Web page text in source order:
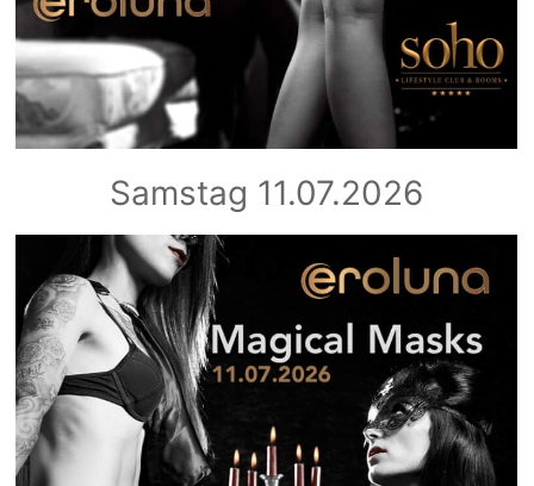
Samstag 11.07.2026